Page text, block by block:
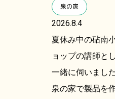
泉の家
2026.8.4
夏休み中の砧南
ョップの講師と
一緒に伺いました
泉の家で製品を